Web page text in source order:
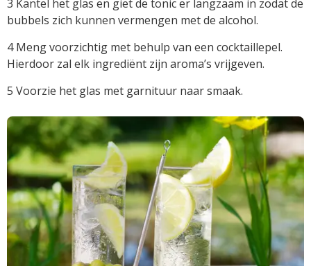
3 Kantel het glas en giet de tonic er langzaam in zodat de
bubbels zich kunnen vermengen met de alcohol.
4 Meng voorzichtig met behulp van een cocktaillepel.
Hierdoor zal elk ingrediënt zijn aroma’s vrijgeven.
5 Voorzie het glas met garnituur naar smaak.